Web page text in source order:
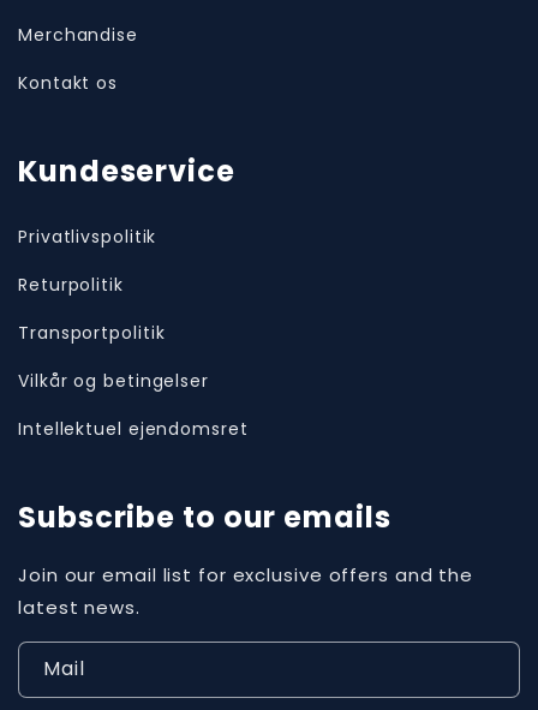
Merchandise
Kontakt os
Kundeservice
Privatlivspolitik
Returpolitik
Transportpolitik
Vilkår og betingelser
Intellektuel ejendomsret
Subscribe to our emails
Join our email list for exclusive offers and the
latest news.
Mail